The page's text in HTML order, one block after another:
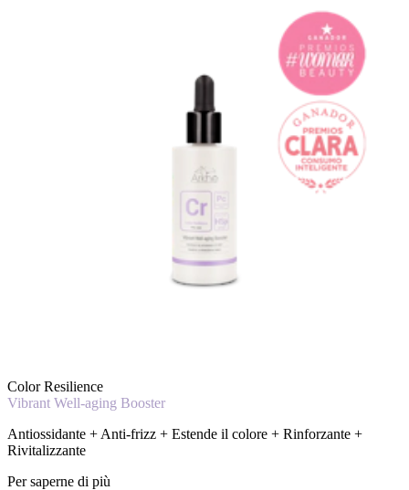
Color Resilience
Vibrant Well-aging Booster
Antiossidante + Anti-frizz + Estende il colore + Rinforzante +
Rivitalizzante
Per saperne di più